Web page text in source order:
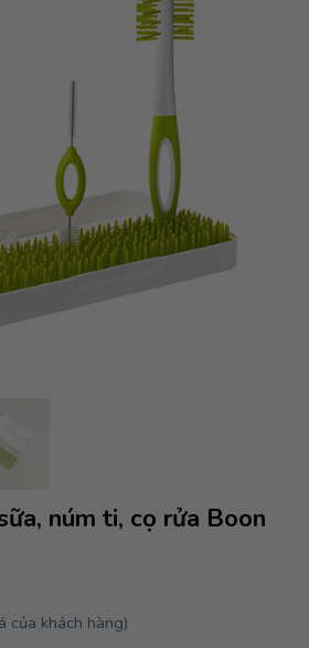
núm ti, cọ rửa Boon
của khách hàng)